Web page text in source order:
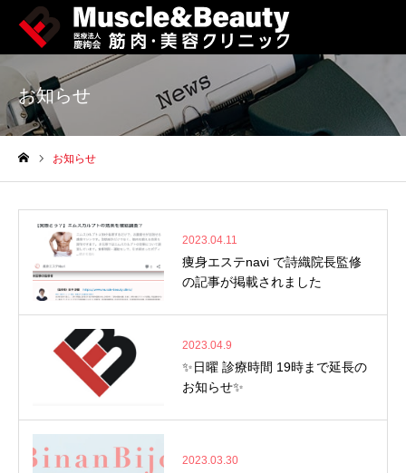
お知らせ
お知らせ
2023.04.11
痩身エステnavi で詩織院長監修
の記事が掲載されました
2023.04.9
✨日曜 診療時間 19時まで延長の
お知らせ✨
2023.03.30